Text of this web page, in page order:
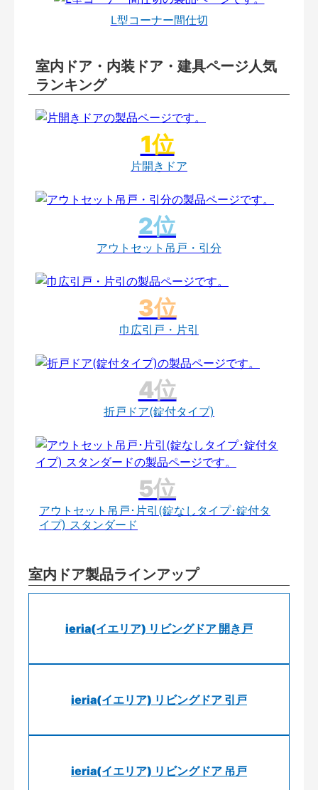
L型コーナー間仕切
室内ドア・内装ドア・建具ページ人気
ランキング
片開きドア
アウトセット吊戸・引分
巾広引戸・片引
折戸ドア(錠付タイプ)
アウトセット吊戸･片引(錠なしタイプ･錠付タ
イプ) スタンダード
室内ドア製品ラインアップ
ieria(イエリア) リビングドア 開き戸
ieria(イエリア) リビングドア 引戸
ieria(イエリア) リビングドア 吊戸